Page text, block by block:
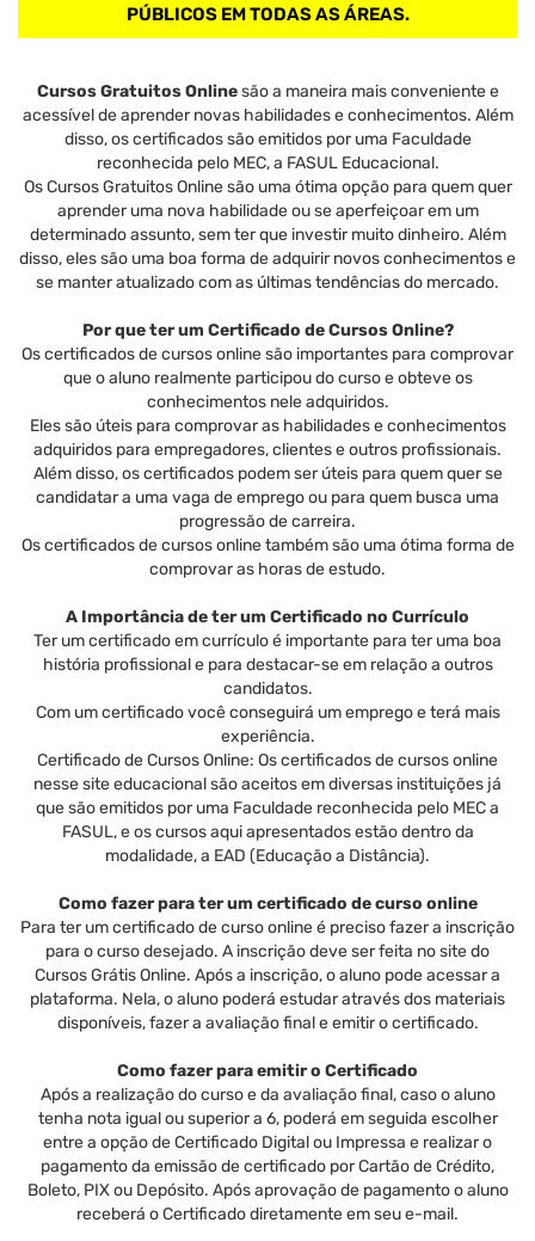
PÚBLICOS EM TODAS AS ÁREAS.
Cursos Gratuitos Onlinesão a maneira mais conveniente e
acessível de aprender novas habilidades e conhecimentos. Além
disso, os certificados são emitidos por uma Faculdade
reconhecida pelo MEC, a FASUL Educacional.
Os Cursos Gratuitos Online são uma ótima opção para quem quer
aprender uma nova habilidade ou se aperfeiçoar em um
determinado assunto, sem ter que investir muito dinheiro. Além
disso, eles são uma boa forma de adquirir novos conhecimentos e
se manter atualizado com as últimas tendências do mercado.
Por que ter um Certificado de Cursos Online?
Os certificados de cursos online são importantes para comprovar
que o aluno realmente participou do curso e obteve os
conhecimentos nele adquiridos.
Eles são úteis para comprovar as habilidades e conhecimentos
adquiridos para empregadores, clientes e outros profissionais.
Além disso, os certificados podem ser úteis para quem quer se
candidatar a uma vaga de emprego ou para quem busca uma
progressão de carreira.
Os certificados de cursos online também são uma ótima forma de
comprovar as horas de estudo.
A Importância de ter um Certificado no Currículo
Ter um certificado em currículo é importante para ter uma boa
história profissional e para destacar-se em relação a outros
candidatos.
Com um certificado você conseguirá um emprego e terá mais
experiência.
Certificado de Cursos Online: Os certificados de cursos online
nesse site educacional são aceitos em diversas instituições já
que são emitidos por uma Faculdade reconhecida pelo MEC a
FASUL, e os cursos aqui apresentados estão dentro da
modalidade, a EAD (Educação a Distância).
Como fazer para ter um certificado de curso online
Para ter um certificado de curso online é preciso fazer a inscrição
para o curso desejado. A inscrição deve ser feita no site do
Cursos Grátis Online. Após a inscrição, o aluno pode acessar a
plataforma. Nela, o aluno poderá estudar através dos materiais
disponíveis, fazer a avaliação final e emitir o certificado.
Como fazer para emitir o Certificado
Após a realização do curso e da avaliação final, caso o aluno
tenha nota igual ou superior a 6, poderá em seguida escolher
entre a opção de Certificado Digital ou Impressa e realizar o
pagamento da emissão de certificado por Cartão de Crédito,
Boleto, PIX ou Depósito. Após aprovação de pagamento o aluno
receberá o Certificado diretamente em seu e-mail.